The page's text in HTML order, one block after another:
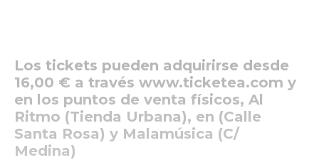
Los tickets pueden adquirirse desde
16,00 € a través www.ticketea.com y
en los puntos de venta físicos, Al
Ritmo (Tienda Urbana), en (Calle
Santa Rosa) y Malamúsica (C/
Medina)